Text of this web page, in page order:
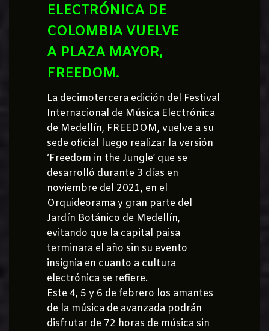
ELECTRÓNICA DE
COLOMBIA VUELVE
A PLAZA MAYOR,
FREEDOM.
La decimotercera edición del Festival
Internacional de Música Electrónica
de Medellín, FREEDOM, vuelve a su
sede oficial luego realizar la versión
‘Freedom in the Jungle’ que se
desarrolló durante 3 días en
noviembre del 2021, en el
Orquideorama y gran parte del
Jardín Botánico de Medellín,
evitando que la capital paisa
terminara el año sin su evento
insignia en cuanto a cultura
electrónica se refiere.
Este 4, 5 y 6 de febrero los amantes
de la música de avanzada podrán
disfrutar de 72 horas de música sin